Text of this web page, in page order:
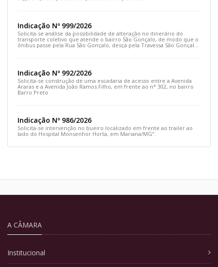
Indicação Nº 999/2026
Solicita-se análise da possibilidade de alteração no itinerário do
transporte coletivo que atende o bairro São Gonçalo, de modo que o
ônibus passe pela Rua São Gonçalo, desça pela Travessa São Gonçalo
Indicação Nº 992/2026
Solicita-se construção de uma escadaria de acesso entre a Avenida
Araras e a Avenida João Ramos Filho, em frente ao n° 302, no bairro
Barro Preto
Indicação Nº 986/2026
Solicita-se intervenção no bueiro localizado em frente ao trailer ao
lado do Hospital Monsenhor Horta, em Mariana/MG”.
A CÂMARA
Institucional